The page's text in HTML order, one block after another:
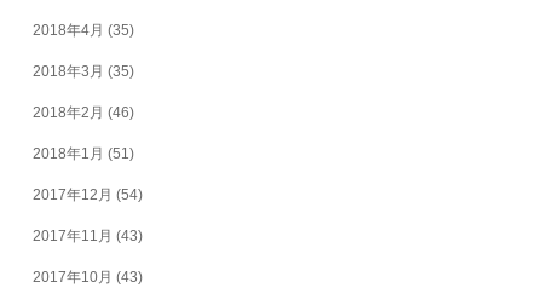
2018年4月 (35)
2018年3月 (35)
2018年2月 (46)
2018年1月 (51)
2017年12月 (54)
2017年11月 (43)
2017年10月 (43)